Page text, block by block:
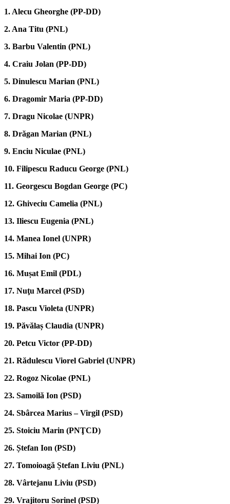
1. Alecu Gheorghe (PP-DD)
2. Ana Titu (PNL)
3. Barbu Valentin (PNL)
4. Craiu Jolan (PP-DD)
5. Dinulescu Marian (PNL)
6. Dragomir Maria (PP-DD)
7. Dragu Nicolae (UNPR)
8. Drăgan Marian (PNL)
9. Enciu Niculae (PNL)
10. Filipescu Raducu George (PNL)
11. Georgescu Bogdan George (PC)
12. Ghiveciu Camelia (PNL)
13. Iliescu Eugenia (PNL)
14. Manea Ionel (UNPR)
15. Mihai Ion (PC)
16. Mușat Emil (PDL)
17. Nuţu Marcel (PSD)
18. Pascu Violeta (UNPR)
19. Păvălaș Claudia (UNPR)
20. Petcu Victor (PP-DD)
21. Rădulescu Viorel Gabriel (UNPR)
22. Rogoz Nicolae (PNL)
23. Samoilă Ion (PSD)
24. Sbârcea Marius – Virgil (PSD)
25. Stoiciu Marin (PNŢCD)
26. Ștefan Ion (PSD)
27. Tomoioagă Ștefan Liviu (PNL)
28. Vârtejanu Liviu (PSD)
29. Vrajitoru Sorinel (PSD)